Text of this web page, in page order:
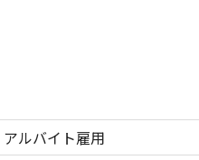
アルバイト雇用